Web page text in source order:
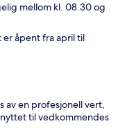
mellom kl. 08.30 og
er åpent fra april til
av en profesjonell vert,
til vedkommendes